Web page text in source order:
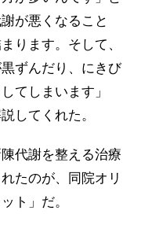
が悪くなること
ります。そして、
ずんだり、にきび
てしまいます」
してくれた。
代謝を整える治療
たのが、同院オリ
ト」だ。